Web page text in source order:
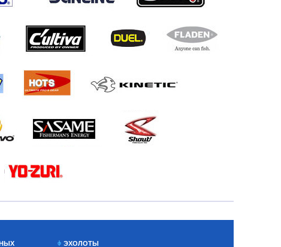
ЭХОЛОТЫ